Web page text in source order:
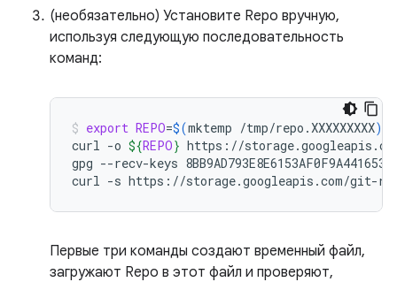
(необязательно) Установите Repo вручную,
используя следующую последовательность
команд:
export REPO=$(mktemp /tmp/repo.XXXXXXXXX)
curl -o ${REPO} https://
gpg --recv-keys
curl -s https://storage.googleapis.com/git-
Первые три команды создают временный файл,
загружают Repo в этот файл и проверяют,